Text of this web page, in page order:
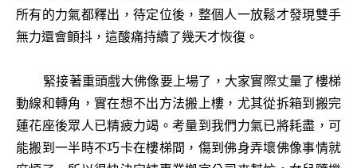
所有的力氣都釋出，待定位後，整個人一放鬆才發現雙手
無力還會顫抖，這酸痛持續了幾天才恢復。
緊接著重頭戲大佛像要上場了，大家實際丈量了樓梯
動線和轉角，實在想不出方法搬上樓，尤其從拆箱到搬完
蓮花座後眾人已精疲力竭。考量到我們力氣已將耗盡，可
能搬到一半時不巧卡在樓梯間，傷到佛身弄壞佛像事情就